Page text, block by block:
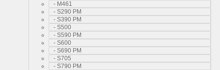
- M461
- S290 PM
- S390 PM
- S500
- S590 PM
- S600
- S690 PM
- S705
- S790 PM